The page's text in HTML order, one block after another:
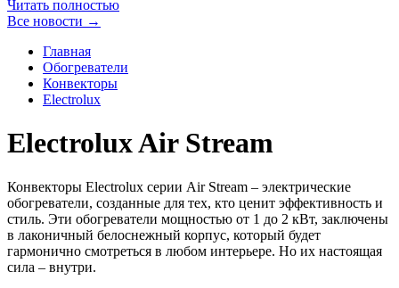
Читать полностью
Все новости →
Главная
Обогреватели
Конвекторы
Electrolux
Electrolux Air Stream
Конвекторы Electrolux серии Air Stream – электрические
обогреватели, созданные для тех, кто ценит эффективность и
стиль. Эти обогреватели мощностью от 1 до 2 кВт, заключены
в лаконичный белоснежный корпус, который будет
гармонично смотреться в любом интерьере. Но их настоящая
сила – внутри.